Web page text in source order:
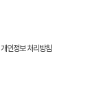
개인정보 처리방침